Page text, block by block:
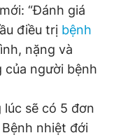
“Đánh giá
điều trị bệnh
nặng và
người bệnh
sẽ có 5 đơn
nhiệt đới